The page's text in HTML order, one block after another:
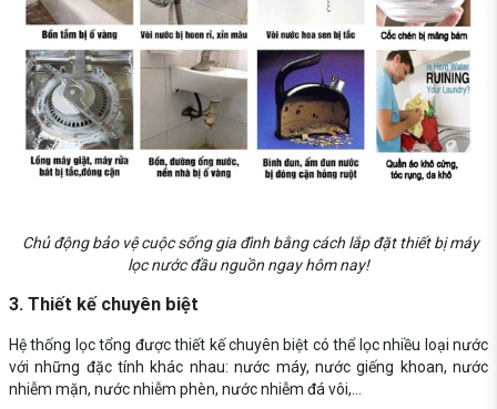
Chủ động bảo vệ cuộc sống gia đình bằng cách lắp đặt thiết bị máy
lọc nước đầu nguồn ngay hôm nay!
3. Thiết kế chuyên biệt
Hệ thống lọc tổng được thiết kế chuyên biệt có thể lọc nhiều loại nước
với những đặc tính khác nhau: nước máy, nước giếng khoan, nước
nhiễm mặn, nước nhiễm phèn, nước nhiễm đá vôi,...